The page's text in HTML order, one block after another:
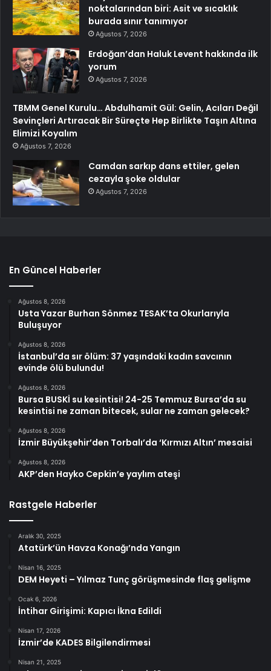
noktalarından biri: Asit ve sıcaklık
burada sınır tanımıyor
Ağustos 7, 2026
Erdoğan’dan Haluk Levent hakkında ilk
yorum
Ağustos 7, 2026
TBMM Genel Kurulu… Abdulhamit Gül: Gelin, Acıları Değil
Sevinçleri Artıracak Bir Süreçte Hep Birlikte Taşın Altına
Elimizi Koyalım
Ağustos 7, 2026
Camdan sarkıp dans ettiler, gelen
cezayla şoke oldular
Ağustos 7, 2026
En Güncel Haberler
Ağustos 8, 2026
Usta Yazar Burhan Sönmez TESAK’ta Okurlarıyla
Buluşuyor
Ağustos 8, 2026
İstanbul’da sır ölüm: 37 yaşındaki kadın savcının
evinde ölü bulundu!
Ağustos 8, 2026
Bursa BUSKİ su kesintisi! 24-25 Temmuz Bursa’da su
kesintisi ne zaman bitecek, sular ne zaman gelecek?
Ağustos 8, 2026
İzmir Büyükşehir’den Torbalı’da ‘Kırmızı Altın’ mesaisi
Ağustos 8, 2026
AKP’den Hayko Cepkin’e yaylım ateşi
Rastgele Haberler
Aralık 30, 2025
Atatürk’ün Havza Konağı’nda Yangın
Nisan 16, 2025
DEM Heyeti – Yılmaz Tunç görüşmesinde flaş gelişme
Ocak 6, 2026
İntihar Girişimi: Kapıcı İkna Edildi
Nisan 17, 2026
İzmir’de KADES Bilgilendirmesi
Nisan 21, 2025